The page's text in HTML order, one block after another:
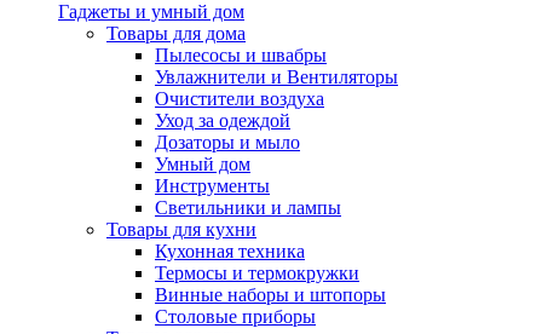
Гаджеты и умный дом
Товары для дома
Пылесосы и швабры
Увлажнители и Вентиляторы
Очистители воздуха
Уход за одеждой
Дозаторы и мыло
Умный дом
Инструменты
Светильники и лампы
Товары для кухни
Кухонная техника
Термосы и термокружки
Винные наборы и штопоры
Столовые приборы